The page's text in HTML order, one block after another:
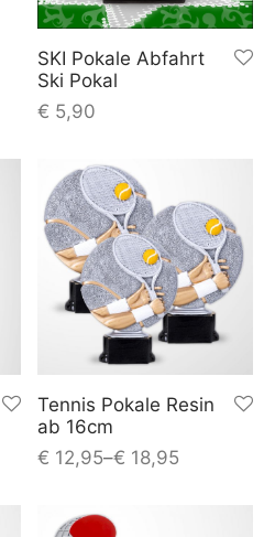
SKI Pokale Abfahrt
Ski Pokal
€ 5,90
Tennis Pokale Resin
ab 16cm
€ 12,95–€ 18,95